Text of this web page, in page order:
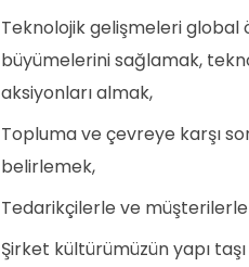
Teknolojik gelişmeleri global
büyümelerini sağlamak,
aksiyonları almak,
Topluma ve çevreye karşı
belirlemek,
Tedarikçilerle ve müşterilerle
Şirket kültürümüzün yapı